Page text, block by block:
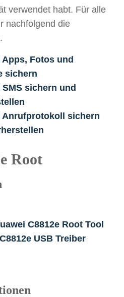
verwendet habt. Für alle
nachfolgend die
Fotos und
sichern
sichern und
Anrufprotokoll sichern
Root
C8812e Root Tool
USB Treiber